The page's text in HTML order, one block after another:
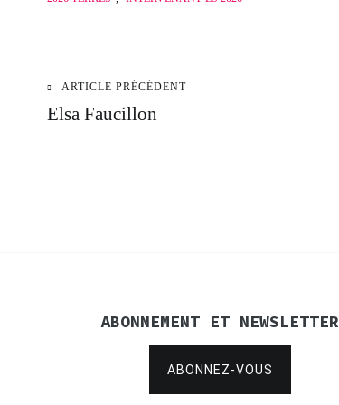
Navigation
ARTICLE PRÉCÉDENT
Elsa Faucillon
ABONNEMENT ET NEWSLETTER
ABONNEZ-VOUS